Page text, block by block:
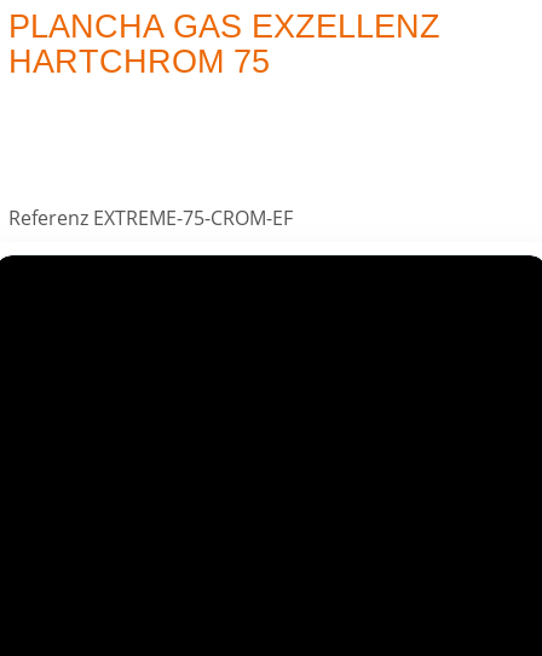
PLANCHA GAS EXZELLENZ
HARTCHROM 75
Referenz EXTREME-75-CROM-EF